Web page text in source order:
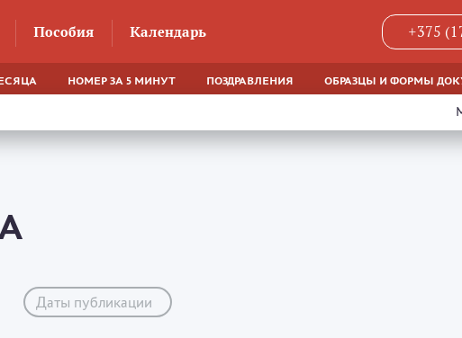
Пособия Календарь +375
НОМЕР ЗА 5 МИНУТ ПОЗДРАВЛЕНИЯ ОБРАЗЦЫ И ФОРМЫ
Даты публикации